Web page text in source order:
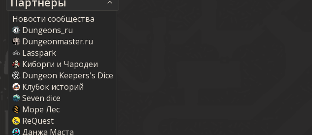
Новости сообщества
Dungeons_ru
Dungeonmaster.ru
Lasspark
Киборги и Чародеи
Dungeon Keepers's Dice
Клубок историй
Seven dice
Море Лес
ReQuest
Данжа Маста